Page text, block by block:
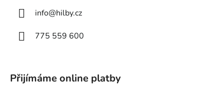
info@hilby.cz
775 559 600
Přijímáme online platby